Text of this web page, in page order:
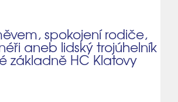
spokojení rodiče,
aneb lidský trojúhelník
základně HC Klatovy